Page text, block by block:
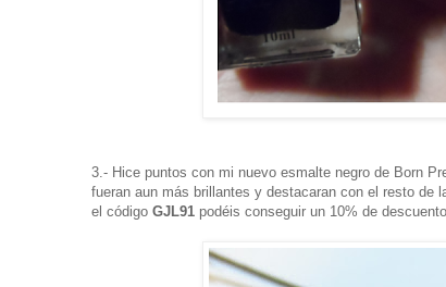
3.- Hice puntos con mi nuevo esmalte negro de Born
fueran aun más brillantes y destacaran con el resto de
el código GJL91 podéis conseguir un 10% de